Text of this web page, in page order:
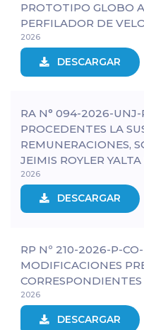
PROTOTIPO GLOBO
PERFILADOR DE
2026
DESCARGAR
RA N° 094-2026-UNJ-
PROCEDENTES LA
REMUNERACIONES,
JEIMIS ROYLER
2026
DESCARGAR
RP Nº 210-2026-P-
MODIFICACIONES
2026
DESCARGAR